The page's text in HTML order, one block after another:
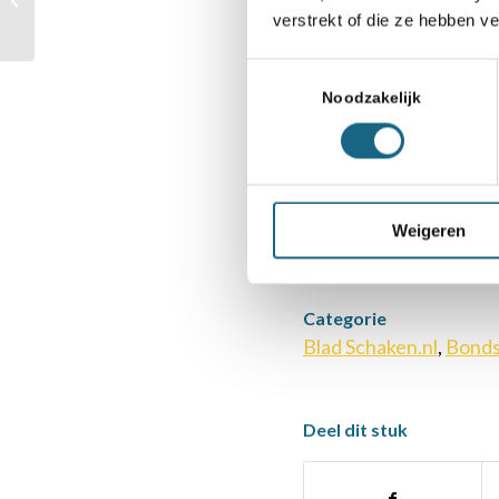
verstrekt of die ze hebben
Noodzakelijk
Weigeren
Mocht u als lid
hebben
Is uw
relatienummer,
Categorie
Blad Schaken.nl,
Deel dit stuk